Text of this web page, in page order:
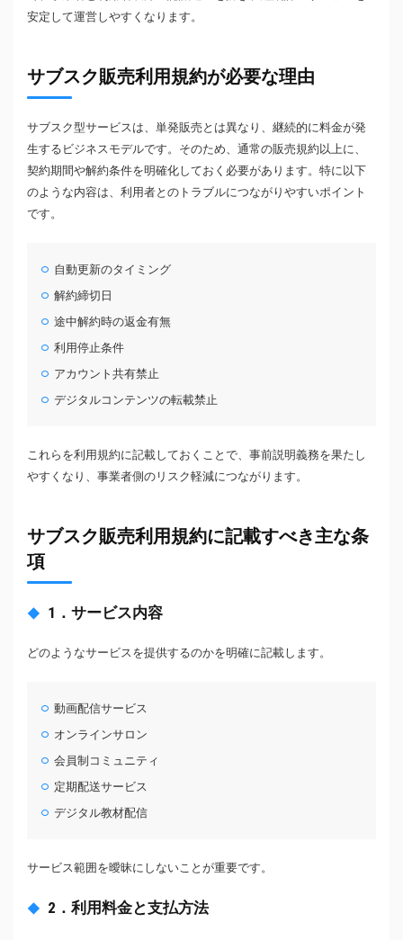
安定して運営しやすくなります。
サブスク販売利用規約が必要な理由
サブスク型サービスは、単発販売とは異なり、継続的に料金が発
生するビジネスモデルです。そのため、通常の販売規約以上に、
契約期間や解約条件を明確化しておく必要があります。特に以下
のような内容は、利用者とのトラブルにつながりやすいポイント
です。
自動更新のタイミング
解約締切日
途中解約時の返金有無
利用停止条件
アカウント共有禁止
デジタルコンテンツの転載禁止
これらを利用規約に記載しておくことで、事前説明義務を果たし
やすくなり、事業者側のリスク軽減につながります。
サブスク販売利用規約に記載すべき主な条
項
1．サービス内容
どのようなサービスを提供するのかを明確に記載します。
動画配信サービス
オンラインサロン
会員制コミュニティ
定期配送サービス
デジタル教材配信
サービス範囲を曖昧にしないことが重要です。
2．利用料金と支払方法